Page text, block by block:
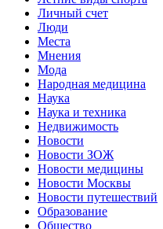
Личный счет
Люди
Места
Мнения
Мода
Народная медицина
Наука
Наука и техника
Недвижимость
Новости
Новости ЗОЖ
Новости медицины
Новости Москвы
Новости путешествий
Образование
Общество